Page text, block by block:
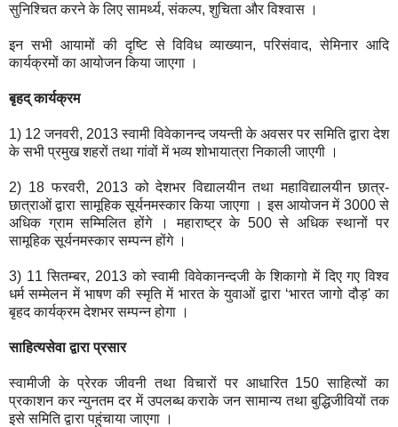
सुनिश्चित करने के लिए सामर्थ्य, संकल्प, शुचिता और विश्वास ।
इन सभी आयामों की दृष्टि से विविध व्याख्यान, परिसंवाद, सेमिनार आदि
कार्यक्रमों का आयोजन किया जाएगा ।
बृहद् कार्यक्रम
1) 12 जनवरी, 2013 स्वामी विवेकानन्द जयन्ती के अवसर पर समिति द्वारा देश
के सभी प्रमुख शहरों तथा गांवों में भव्य शोभायात्रा निकाली जाएगी ।
2) 18 फरवरी, 2013 को देशभर विद्यालयीन तथा महाविद्यालयीन छात्र-
छात्राओं द्वारा सामूहिक सूर्यनमस्कार किया जाएगा । इस आयोजन में 3000 से
अधिक ग्राम सम्मिलित होंगे । महाराष्ट्र के 500 से अधिक स्थानों पर
सामूहिक सूर्यनमस्कार सम्पन्न होंगे ।
3) 11 सितम्बर, 2013 को स्वामी विवेकानन्दजी के शिकागो में दिए गए विश्व
धर्म सम्मेलन में भाषण की स्मृति में भारत के युवाओं द्वारा ‘भारत जागो दौड़' का
बृहद कार्यक्रम देशभर सम्पन्न होगा ।
साहित्यसेवा द्वारा प्रसार
स्वामीजी के प्रेरक जीवनी तथा विचारों पर आधारित 150 साहित्यों का
प्रकाशन कर न्युनतम दर में उपलब्ध कराके जन सामान्य तथा बुद्धिजीवियों तक
इसे समिति द्वारा पहुंचाया जाएगा ।